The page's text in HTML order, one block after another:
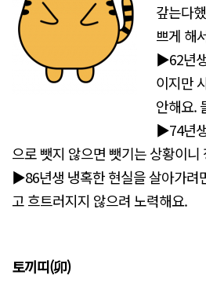
갚는다
쁘게 해
▶62년
이지만
안해요.
▶74년
으로 뺏지 않으면 뺏기는 상황이
▶86년생 냉혹한 현실을 살아가려
고 흐트러지지 않으려 노력해요.
토끼띠(卯)